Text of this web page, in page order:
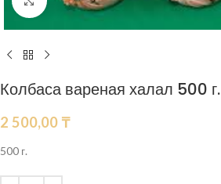
Колбаса вареная халал 500 г.
2 500,00 ₸
500 г.